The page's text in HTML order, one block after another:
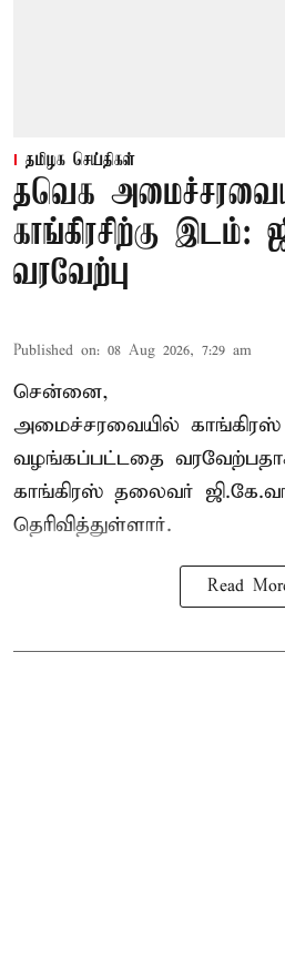
தமிழக செய்திகள்
தவெக
காங்கிரசிற்கு இடம்:
வரவேற்பு
Published on: 08 Aug 2026, 7:29 am
சென்னை,
அமைச்சரவையில் காங்கிரஸ்
வழங்கப்பட்டதை
காங்கிரஸ் தலைவர்
தெரிவித்துள்ளார்.
Read